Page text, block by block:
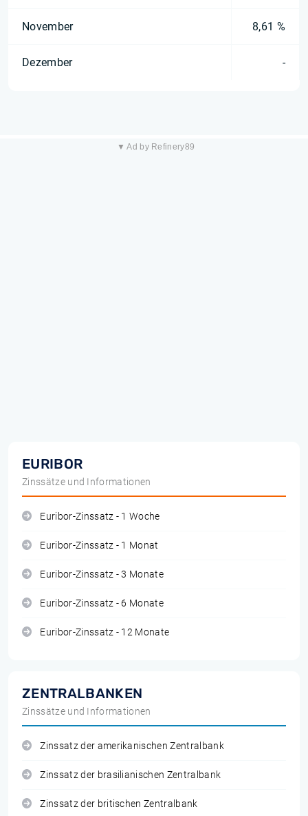
November 8,61 %
Dezember -
▼ Ad by Refinery89
EURIBOR
Zinssätze und Informationen
Euribor-Zinssatz - 1 Woche
Euribor-Zinssatz - 1 Monat
Euribor-Zinssatz - 3 Monate
Euribor-Zinssatz - 6 Monate
Euribor-Zinssatz - 12 Monate
ZENTRALBANKEN
Zinssätze und Informationen
Zinssatz der amerikanischen Zentralbank
Zinssatz der brasilianischen Zentralbank
Zinssatz der britischen Zentralbank